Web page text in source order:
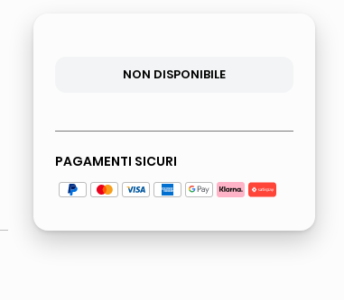
NON DISPONIBILE
PAGAMENTI SICURI